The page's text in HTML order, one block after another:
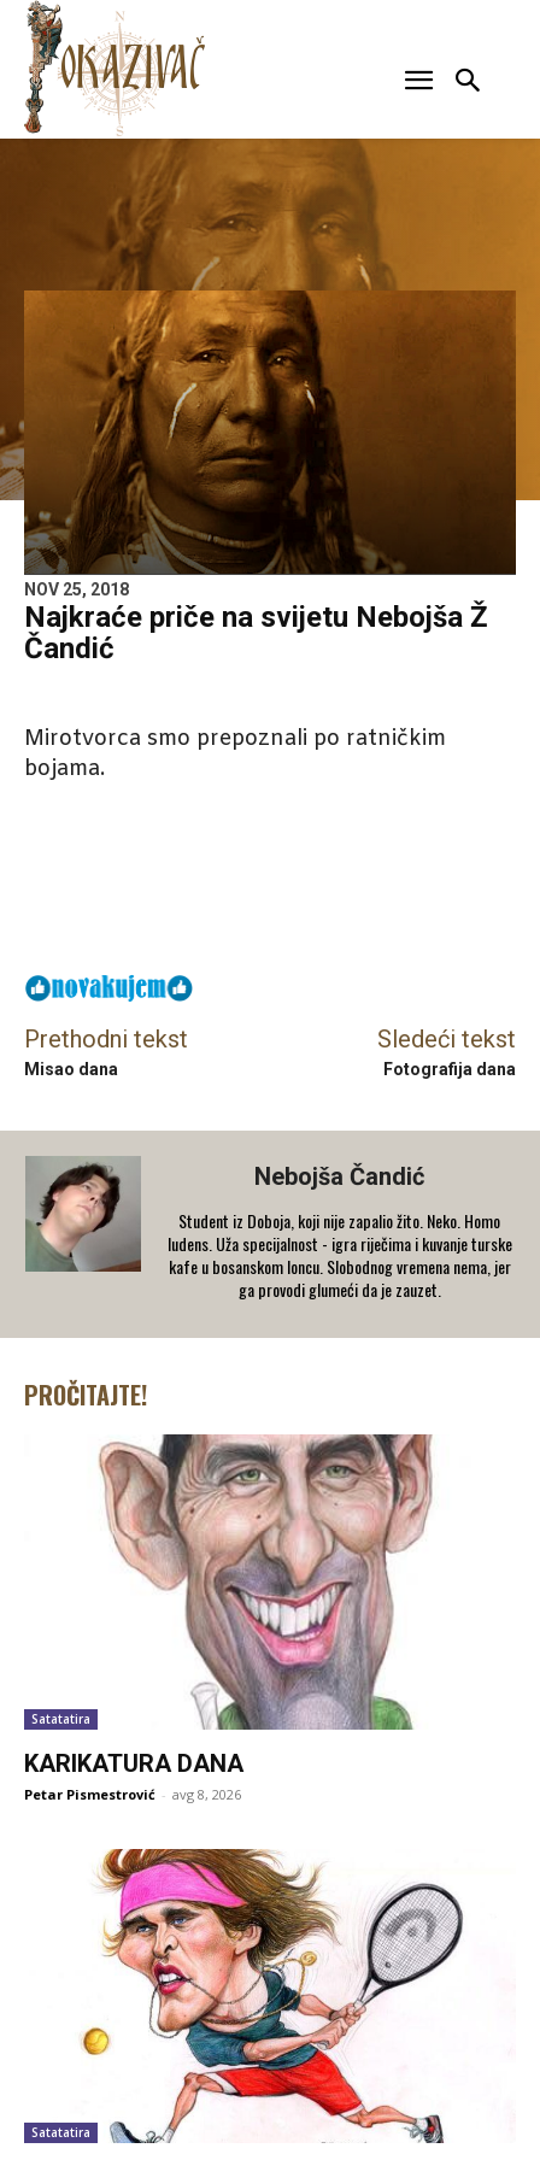
NOV 25, 2018
Najkraće priče na svijetu Nebojša Ž
Čandić
Mirotvorca smo prepoznali po ratničkim
bojama.
Prethodni tekst
Misao dana
Sledeći tekst
Fotografija dana
Nebojša Čandić
Student iz Doboja, koji nije zapalio žito. Neko. Homo
ludens. Uža specijalnost - igra riječima i kuvanje turske
kafe u bosanskom loncu. Slobodnog vremena nema, jer
ga provodi glumeći da je zauzet.
PROČITAJTE!
Satatatira
KARIKATURA DANA
Petar Pismestrović - avg 8, 2026
Satatatira